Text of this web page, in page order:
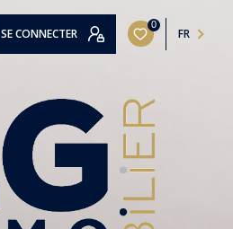
SE CONNECTER
0
FR